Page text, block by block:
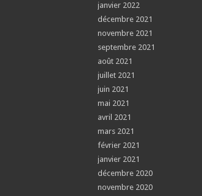
janvier 2022
décembre 2021
novembre 2021
septembre 2021
août 2021
juillet 2021
juin 2021
mai 2021
avril 2021
mars 2021
février 2021
janvier 2021
décembre 2020
novembre 2020